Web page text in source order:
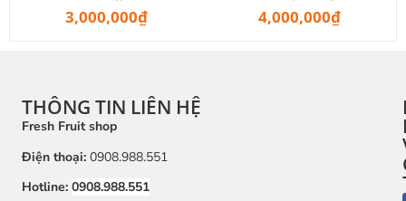
3,000,000₫ 4,000,000₫
THÔNG TIN LIÊN HỆ
Fresh Fruit shop
Điện thoại: 0908.988.551
Hotline: 0908.988.551